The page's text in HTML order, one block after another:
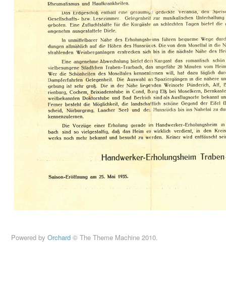
Powered by Orchard © The Theme Machine 2010.